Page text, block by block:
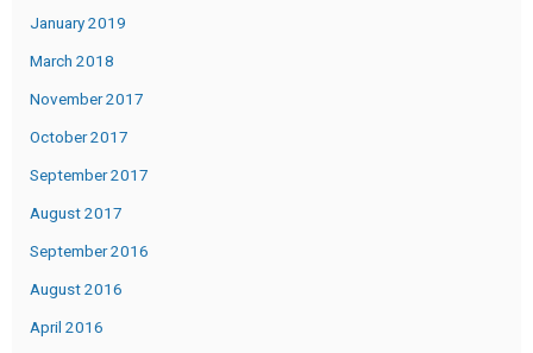
January 2019
March 2018
November 2017
October 2017
September 2017
August 2017
September 2016
August 2016
April 2016